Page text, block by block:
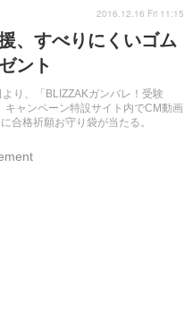
問 人気記事
（中学生向け）
、すべりにくいゴム
ント
り、「BLIZZAKガンバレ！受験
ャンペーン特設サイト内でCM動画
合格祈願お守り袋が当たる。
2016.12.16 Fri 11:15